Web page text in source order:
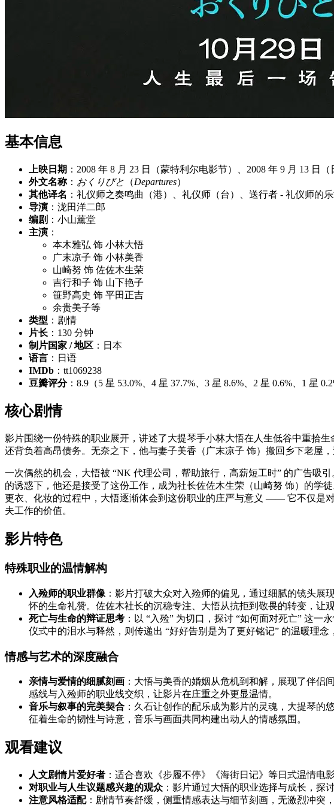
基本信息
上映日期 ：2008 年 8 月 23 日（蒙特利尔电影节）、2008 年 9 月 13 日
外文名称： おくりびと （Departures）
其他译名 ：礼仪师之奏鸣曲（港）、礼仪师（台）、送行者 - 礼仪师的
导演 ：泷田洋二郎
编剧 ：小山薰堂
主演 ：
本木雅弘 饰 小林大悟
广末凉子 饰 小林美香
山崎努 饰 佐佐木生荣
吉行和子 饰 山下艳子
笹野高史 饰 平田正吉
余贵美子等
类型 ：剧情
片长 ：130 分钟
制片国家 / 地区 ：日本
语言 ：日语
IMDb ：tt1069238
豆瓣评分：8.9（5 星 53.0%、4 星 37.7%、3 星 8.6%、2 星 0.6%、1 星
核心剧情
影片围绕一份特殊的职业展开，讲述了大提琴手小林大悟在人生低谷中重拾
还背负着高昂债务。无奈之下，他与妻子美香（广末凉子 饰）搬回乡下老屋，
一次偶然的机会，大悟被 “NK 代理公司，帮助旅行，高薪短工时” 的广告吸
的诱惑下，他还是接受了这份工作，成为社长佐佐木生荣（山崎努 饰）的学
更衣、化妆的过程中，大悟逐渐体会到这份职业的庄严与意义 —— 它不仅是
夫工作的价值。
影片特色
特殊职业的温情解构
入殓师的职业群像 ：影片打破大众对入殓师的偏见，通过细腻的镜头
怀的生命礼赞。佐佐木社长的沉稳专注、大悟从抗拒到敬畏的转变，让
死亡与生命的辩证思考 ：以 “入殓” 为切口，探讨 “如何面对死亡” 这
仪式中的泪水与释然，则传递出 “好好告别是为了更好铭记” 的温暖理
情感与艺术的深度融合
亲情与爱情的细腻刻画 ：大悟与美香的婚姻从危机到和解，展现了伴
感线与入殓师的职业线交织，让影片在庄重之外更显温情。
音乐与叙事的完美契合 ：久石让创作的配乐成为影片的灵魂，大提琴
征着生命的韧性与诗意，音乐与画面共同构建出动人的情感氛围。
观看建议
人文剧情片爱好者 ：适合喜欢《步履不停》《海街日记》等日式温情电
对职业与人生议题感兴趣的观众 ：影片通过大悟的职业选择与成长，探
注意风格适配：剧情节奏舒缓，侧重情感表达与细节刻画，无激烈冲突